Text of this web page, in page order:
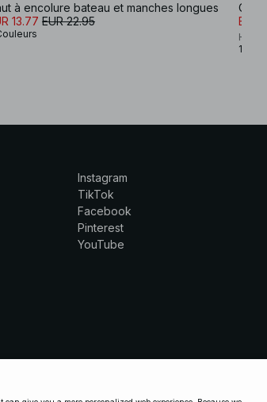
à encolure bateau et manches longues
13.77 EUR 22.95
EUR
1
Instagram
TikTok
Facebook
Pinterest
YouTube